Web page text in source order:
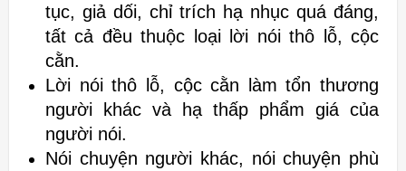
tục, giả dối, chỉ trích hạ nhục quá đáng,
tất cả đều thuộc loại lời nói thô lỗ, cộc
cằn.
Lời nói thô lỗ, cộc cằn làm tổn thương
người khác và hạ thấp phẩm giá của
người nói.
Nói chuyện người khác, nói chuyện phù